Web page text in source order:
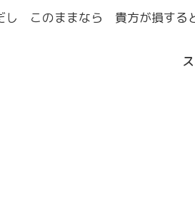
し このままなら 貴方が損する